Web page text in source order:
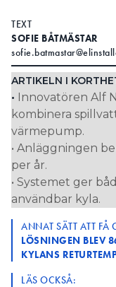
TEXT
SOFIE BÅTMÄSTAR
ARTIKELN I
• Innovatören Alf
kombinera
värmepump.
• Anläggningen
per år.
• Systemet ger
användbar kyla.
ANNAT SÄTT ATT FÅ
LÖSNINGEN BLEV
KYLANS
LÄS OCKSÅ: